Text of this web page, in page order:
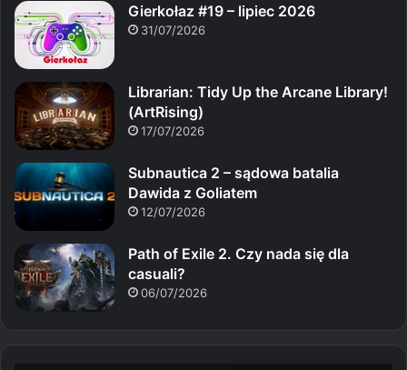
Gierkołaz #19 – lipiec 2026
31/07/2026
Librarian: Tidy Up the Arcane Library!
(ArtRising)
17/07/2026
Subnautica 2 – sądowa batalia
Dawida z Goliatem
12/07/2026
Path of Exile 2. Czy nada się dla
casuali?
06/07/2026